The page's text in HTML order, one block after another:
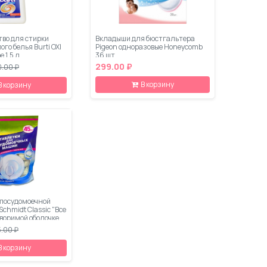
для стирки
белья Burti OXI
1.5 л
₽
корзину
Вкладыши для бюстгальтера
Pigeon одноразовые Honeycomb
36 шт
299.00 ₽
В корзину
Classic "Все
оболочке
₽
корзину